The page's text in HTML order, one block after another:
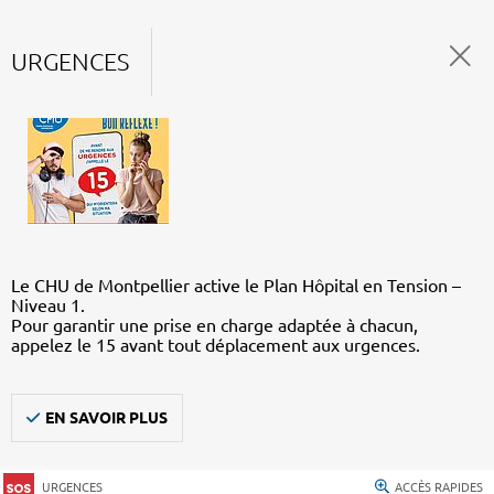
URGENCES
Le CHU de Montpellier active le Plan Hôpital en Tension –
Niveau 1.
Pour garantir une prise en charge adaptée à chacun,
appelez le 15 avant tout déplacement aux urgences.
EN SAVOIR PLUS
URGENCES ACCÈS RAPIDES